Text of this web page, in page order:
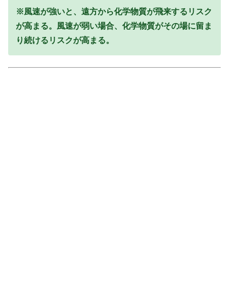
※風速が強いと、遠方から化学物質が飛来するリスク
が高まる。風速が弱い場合、化学物質がその場に留ま
り続けるリスクが高まる。